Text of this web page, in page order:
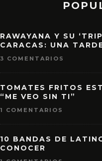
RAWAYANA Y SU
CARACAS: UNA
3 COMENTARIOS
TOMATES FRITOS
“ME VEO SIN TI”
1 COMENTARIOS
10 BANDAS DE
CONOCER